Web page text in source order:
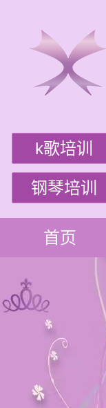
k歌培训
钢琴培训
首页